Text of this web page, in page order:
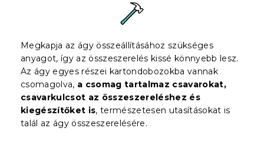
Megkapja az ágy összeállításához szükséges
anyagot, így az összeszerelés kissé könnyebb lesz.
Az ágy egyes részei kartondobozokba vannak
csomagolva, a csomag tartalmaz csavarokat,
csavarkulcsot az összeszereléshez és
kiegészítőket is, természetesen utasításokat is
talál az ágy összeszerelésére.